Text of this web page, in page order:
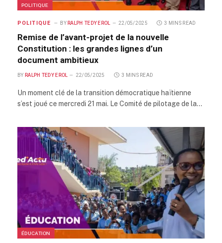
POLITIQUE
POLITIQUE BY RALPH TEDY EROL 22/05/2025 3 MINS READ
Remise de l’avant-projet de la nouvelle
Constitution : les grandes lignes d’un
document ambitieux
BY RALPH TEDY EROL 22/05/2025 3 MINS READ
Un moment clé de la transition démocratique haïtienne
s’est joué ce mercredi 21 mai. Le Comité de pilotage de la…
ÉDUCATION